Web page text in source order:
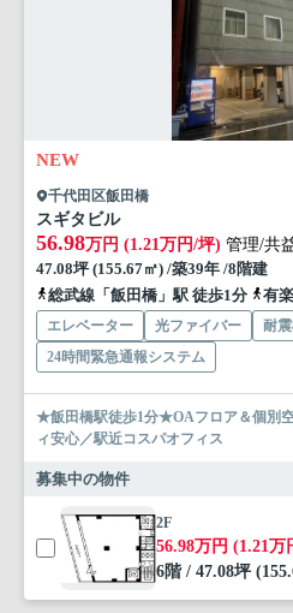
NEW
千代田区飯田橋
スギタビル
56.98万円 (1.21万円/坪) 管理/共
47.08坪 (155.67㎡) /築39年 /8階建
総武線「飯田橋」駅 徒歩1分
有
エレベーター 光ファイバー
耐
24時間緊急通報システム
★飯田橋駅徒歩1分★OAフロア＆個別
ィ安心／駅近コスパオフィス
募集中の物件
2F
56.98万円 (1.21万
6階 / 47.08坪